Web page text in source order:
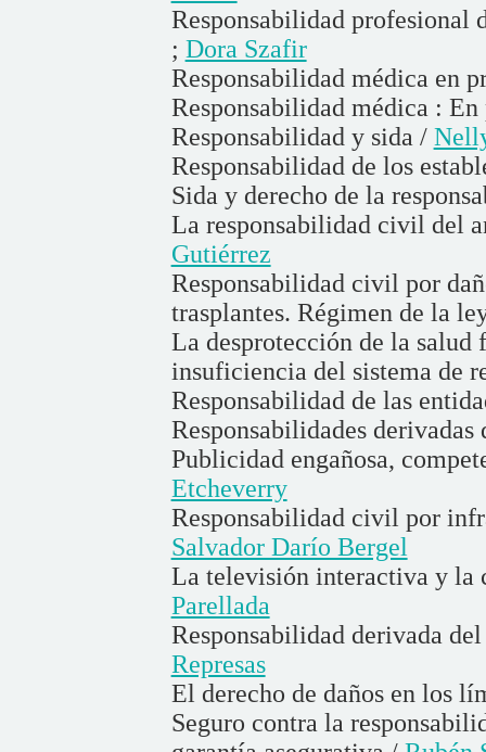
Responsabilidad profesional
; Dora Szafir
Responsabilidad médica en
Responsabilidad médica :
Responsabilidad y sida /
Responsabilidad de los
Sida y derecho de la
La responsabilidad civil del
Gutiérrez
Responsabilidad civil por
trasplantes. Régimen de la
La desprotección de la
insuficiencia del sistema de
Responsabilidad de las
Responsabilidades
Publicidad engañosa,
Etcheverry
Responsabilidad civil por
Salvador Darío Bergel
La televisión interactiva y la
Parellada
Responsabilidad derivada
Represas
El derecho de daños en los
Seguro contra la